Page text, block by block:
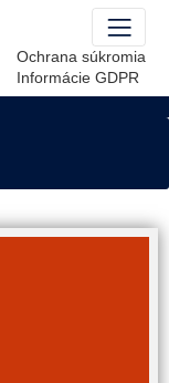
Ochrana súkromia
Informácie GDPR